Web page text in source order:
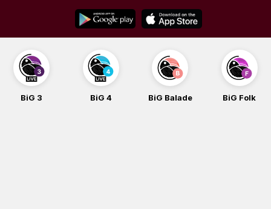
content
BiG 3 BiG 4 BiG Balade BiG Folk